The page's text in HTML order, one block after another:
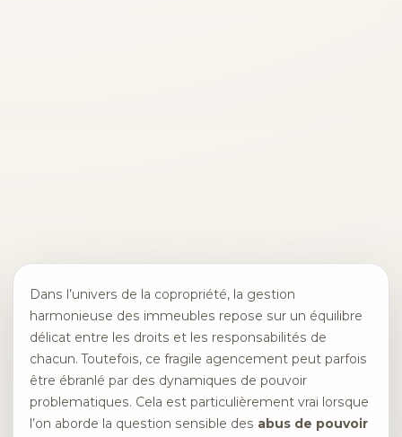
Dans l’univers de la copropriété, la gestion
harmonieuse des immeubles repose sur un équilibre
délicat entre les droits et les responsabilités de
chacun. Toutefois, ce fragile agencement peut parfois
être ébranlé par des dynamiques de pouvoir
problematiques. Cela est particulièrement vrai lorsque
l’on aborde la question sensible des abus de pouvoir